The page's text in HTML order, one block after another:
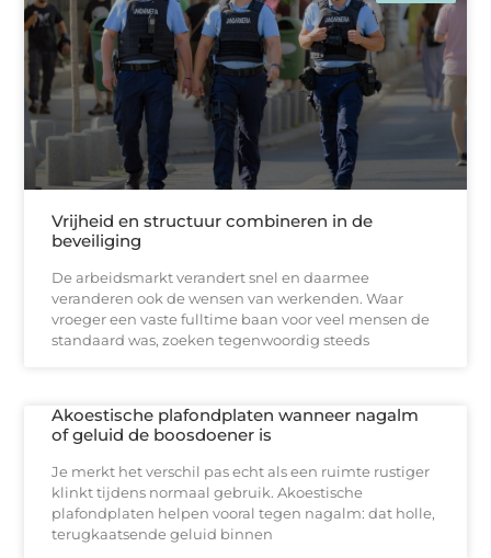
Vrijheid en structuur combineren in de
beveiliging
De arbeidsmarkt verandert snel en daarmee
veranderen ook de wensen van werkenden. Waar
vroeger een vaste fulltime baan voor veel mensen de
standaard was, zoeken tegenwoordig steeds
Akoestische plafondplaten wanneer nagalm
of geluid de boosdoener is
Je merkt het verschil pas echt als een ruimte rustiger
klinkt tijdens normaal gebruik. Akoestische
plafondplaten helpen vooral tegen nagalm: dat holle,
terugkaatsende geluid binnen